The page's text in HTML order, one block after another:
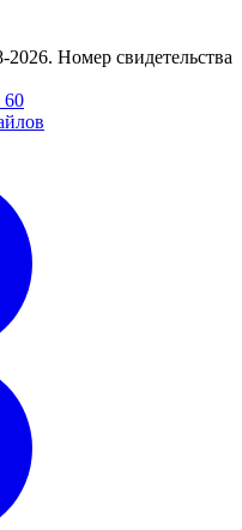
2026. Номер свидетельства
60